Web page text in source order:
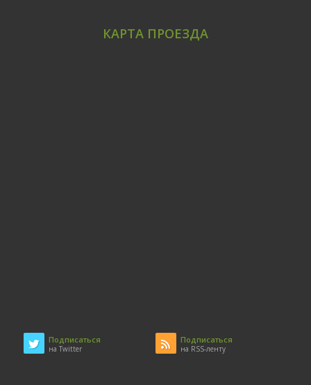
КАРТА ПРОЕЗДА
Подписаться
на Twitter
Подписаться
на RSS-ленту